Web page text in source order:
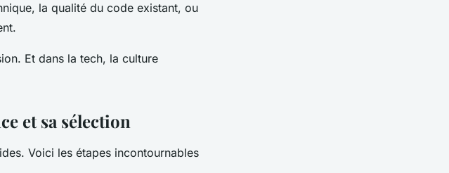
la qualité du code existant, ou
Et dans la tech, la culture
et sa sélection
Voici les étapes incontournables